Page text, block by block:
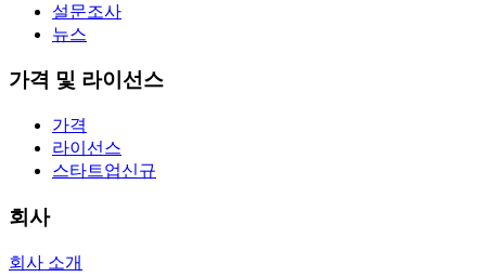
설문조사
뉴스
가격 및 라이선스
가격
라이선스
스타트업신규
회사
회사 소개